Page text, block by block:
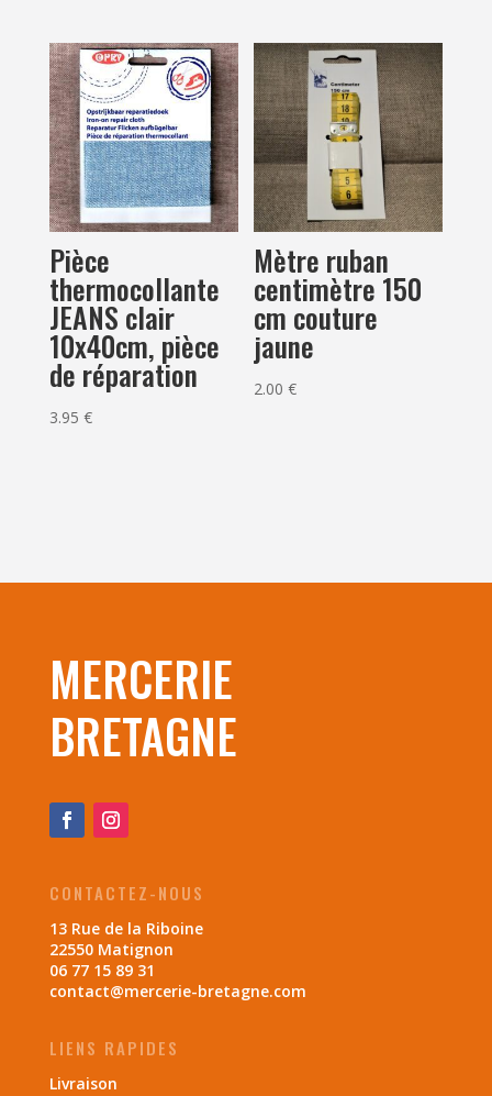
Pièce
thermocollante
JEANS clair
10x40cm, pièce
de réparation
3.95 €
Mètre ruban
centimètre 150
cm couture
jaune
2.00€
MERCERIE
BRETAGNE
CONTACTEZ-NOUS
13 Rue de la Riboine
22550 Matignon
06 77 15 89 31
contact@mercerie-bretagne.com
LIENS RAPIDES
Livraison